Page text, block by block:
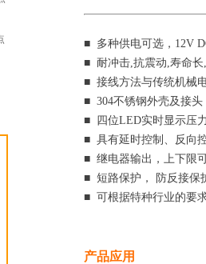
■ 多种供电可选，12V
■ 耐冲击,抗震动,寿命长
■ 接线方法与传统机械
■ 304不锈钢外壳及接头
■ 四位LED实时显示压
■ 具有延时控制、反向
■ 继电器输出，上下限
■ 短路保护， 防反接保
■ 可根据特种行业的要
产品应用